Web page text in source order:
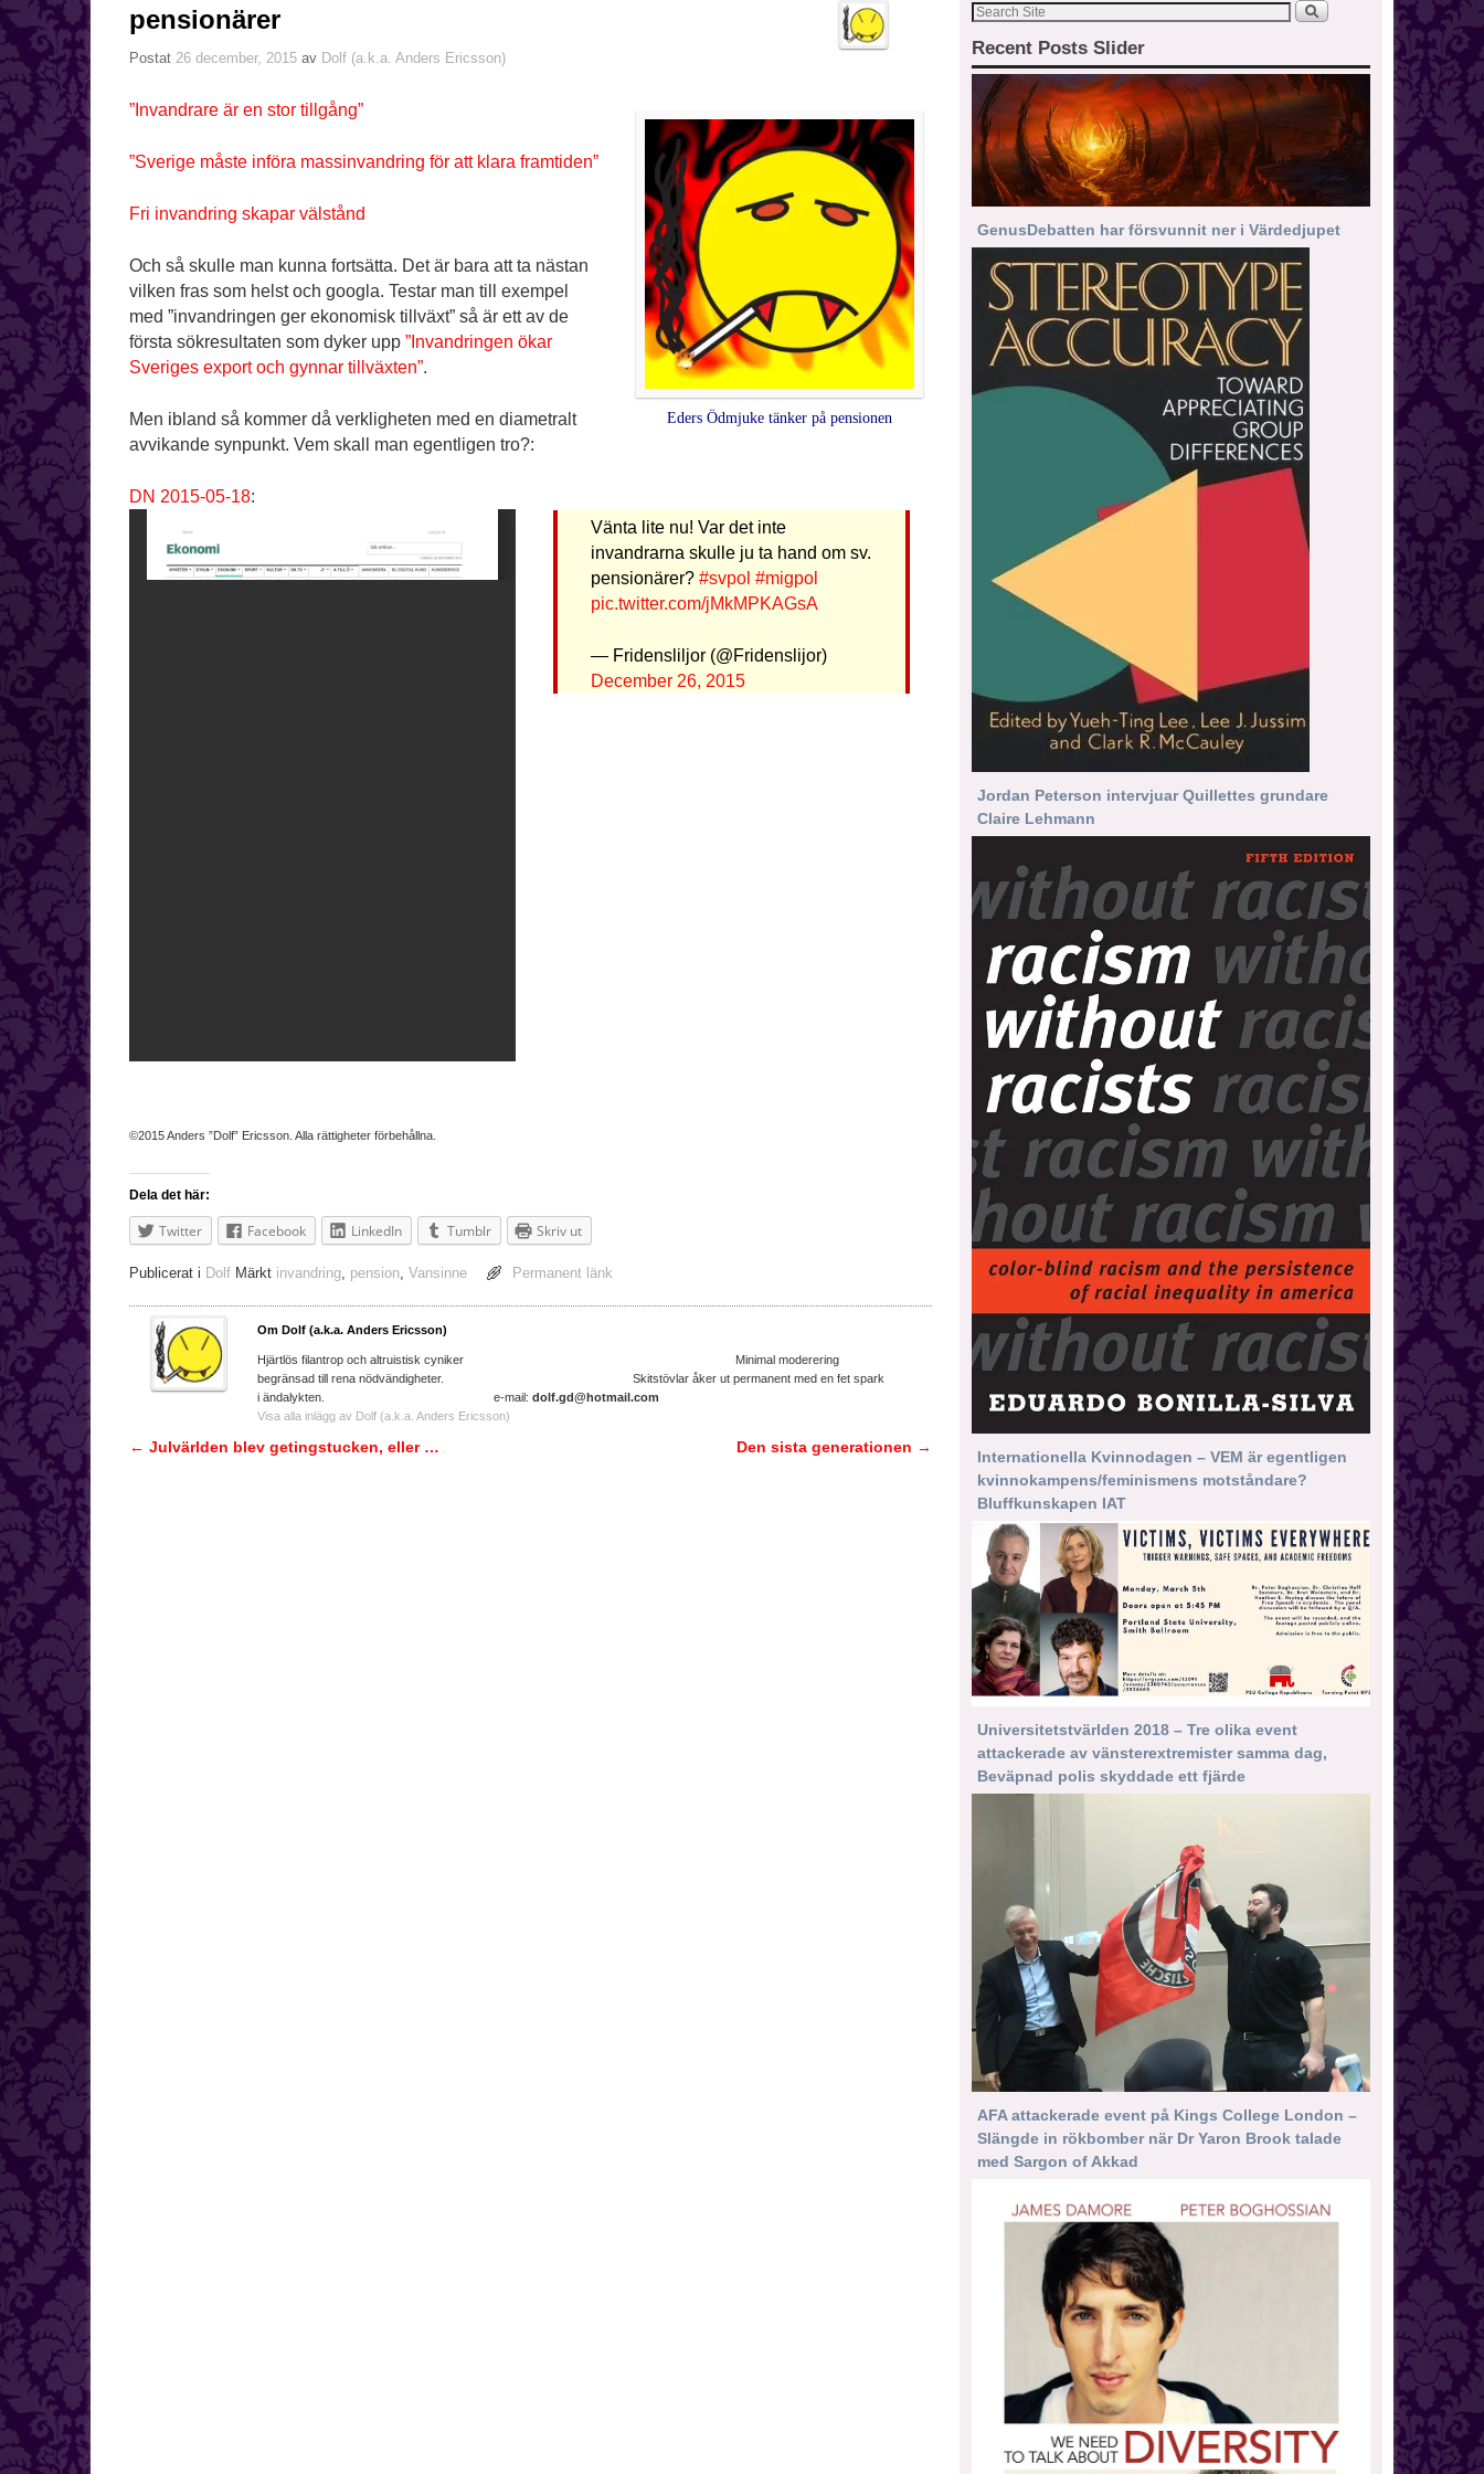
pensionärer
Postat 26 december, 2015 av Dolf (a.k.a. Anders Ericsson)
Eders Ödmjuke tänker på pensionen
”Invandrare är en stor tillgång”
”Sverige måste införa massinvandring för att klara framtiden”
Fri invandring skapar välstånd
Och så skulle man kunna fortsätta. Det är bara att ta nästan
vilken fras som helst och googla. Testar man till exempel
med ”invandringen ger ekonomisk tillväxt” så är ett av de
första sökresultaten som dyker upp ”Invandringen ökar
Sveriges export och gynnar tillväxten”.
Men ibland så kommer då verkligheten med en diametralt
avvikande synpunkt. Vem skall man egentligen tro?:
DN 2015-05-18:
Vänta lite nu! Var det inte
invandrarna skulle ju ta hand om sv.
pensionärer? #svpol #migpol
pic.twitter.com/jMkMPKAGsA
— Fridensliljor (@Fridenslijor)
December 26, 2015
©2015 Anders ”Dolf” Ericsson. Alla rättigheter förbehållna.
Dela det här:
Twitter Facebook LinkedIn Tumblr Skriv ut
Publicerat i Dolf Märkt invandring pension Vansinne Permanent länk
Om Dolf (a.k.a. Anders Ericsson)
Hjärtlös filantrop och altruistisk cyniker Minimal moderering
begränsad till rena nödvändigheter. Skitstövlar åker ut permanent med en fet spark
i ändalykten. e-mail: dolf.gd@hotmail.com
Visa alla inlägg av Dolf (a.k.a. Anders Ericsson)
Inläggsnavigering
← Julvärlden blev getingstucken, eller … Den sista generationen →
Recent Posts Slider
GenusDebatten har försvunnit ner i Värdedjupet
Jordan Peterson intervjuar Quillettes grundare
Claire Lehmann
Internationella Kvinnodagen – VEM är egentligen
kvinnokampens/feminismens motståndare?
Bluffkunskapen IAT
Universitetstvärlden 2018 – Tre olika event
attackerade av vänsterextremister samma dag,
Beväpnad polis skyddade ett fjärde
AFA attackerade event på Kings College London –
Slängde in rökbomber när Dr Yaron Brook talade
med Sargon of Akkad